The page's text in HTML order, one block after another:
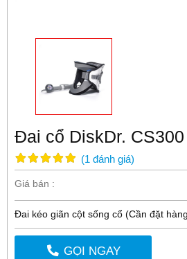
Đai cổ DiskDr. CS300
(1 đánh giá)
Giá bán :
Đai kéo giãn cột sống cổ (Cần đặt
GỌI NGAY